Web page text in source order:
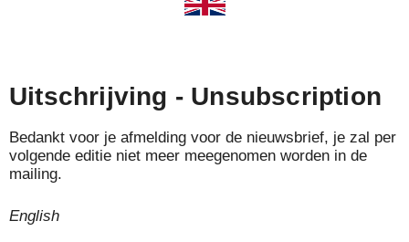
Uitschrijving - Unsubscription
Bedankt voor je afmelding voor de nieuwsbrief, je zal per
volgende editie niet meer meegenomen worden in de
mailing.
English